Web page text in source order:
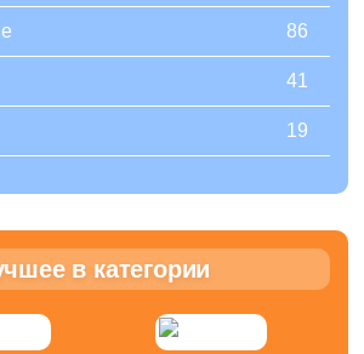
86
41
19
в категории